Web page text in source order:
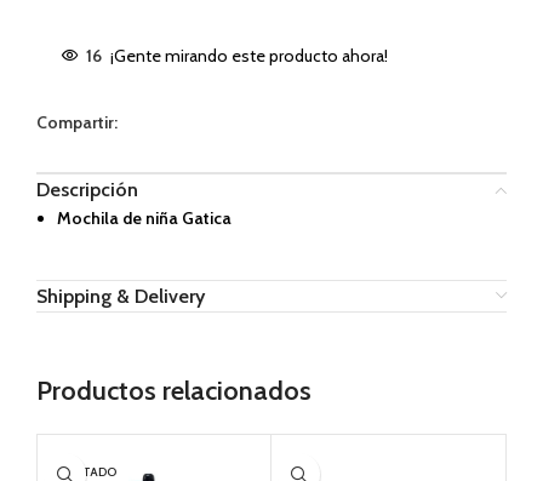
16 ¡Gente mirando este producto ahora!
Compartir:
Descripción
Mochila de niña Gatica
Shipping & Delivery
Productos relacionados
AGOTADO